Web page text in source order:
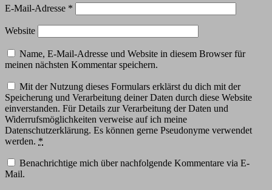
E-Mail-Adresse *
Website
Name, E-Mail-Adresse und Website in diesem Browser für
meinen nächsten Kommentar speichern.
Mit der Nutzung dieses Formulars erklärst du dich mit der
Speicherung und Verarbeitung deiner Daten durch diese Website
einverstanden. Für Details zur Verarbeitung der Daten und
Widerrufsmöglichkeiten verweise auf ich meine
Datenschutzerklärung. Es können gerne Pseudonyme verwendet
werden. *
Benachrichtige mich über nachfolgende Kommentare via E-
Mail.